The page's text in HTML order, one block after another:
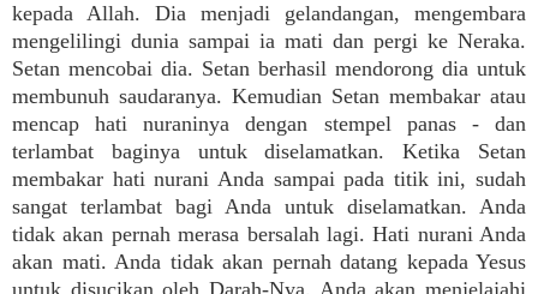
kepada Allah. Dia menjadi gelandangan, mengembara
mengelilingi dunia sampai ia mati dan pergi ke Neraka.
Setan mencobai dia. Setan berhasil mendorong dia untuk
membunuh saudaranya. Kemudian Setan membakar atau
mencap hati nuraninya dengan stempel panas - dan
terlambat baginya untuk diselamatkan. Ketika Setan
membakar hati nurani Anda sampai pada titik ini, sudah
sangat terlambat bagi Anda untuk diselamatkan. Anda
tidak akan pernah merasa bersalah lagi. Hati nurani Anda
akan mati. Anda tidak akan pernah datang kepada Yesus
untuk disucikan oleh Darah-Nya. Anda akan menjelajahi